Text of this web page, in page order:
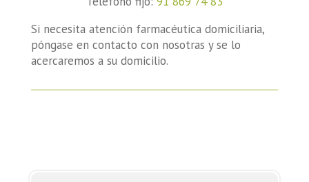
Si necesita atención farmacéutica domiciliaria,
póngase en contacto con nosotras y se lo
acercaremos a su domicilio.